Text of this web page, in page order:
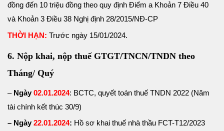
đồng đến 10 triệu đồng theo quy định Điểm a Khoản 7 Điều 40
và Khoản 3 Điều 38 Nghị định 28/2015/NĐ-CP
THỜI HẠN: Trước ngày 15/01/2024.
6. Nộp khai, nộp thuế GTGT/TNCN/TNDN theo
Tháng/ Quý
– Ngày 02.01.2024: BCTC, quyết toán thuế TNDN 2022 (Năm
tài chính kết thúc 30/9)
– Ngày 22.01.2024: Hồ sơ khai thuế nhà thầu FCT-T12/2023